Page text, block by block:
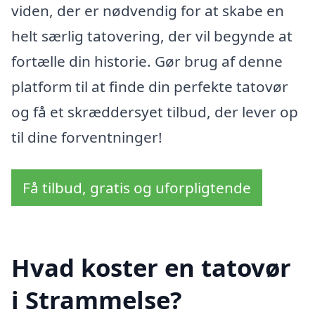
viden, der er nødvendig for at skabe en
helt særlig tatovering, der vil begynde at
fortælle din historie. Gør brug af denne
platform til at finde din perfekte tatovør
og få et skræddersyet tilbud, der lever op
til dine forventninger!
Få tilbud, gratis og uforpligtende
Hvad koster en tatovør
i Strammelse?